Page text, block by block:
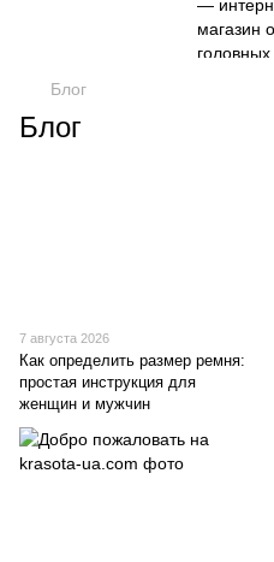
Блог
Блог
7 августа 2026
Как определить размер ремня:
простая инструкция для
женщин и мужчин